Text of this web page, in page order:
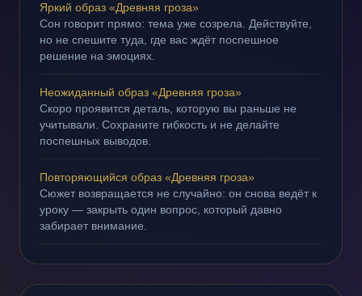
Яркий образ «Древняя гроза»
Сон говорит прямо: тема уже созрела. Действуйте,
но не спешите туда, где вас ждёт поспешное
решение на эмоциях.
Неожиданный образ «Древняя гроза»
Скоро проявится деталь, которую вы раньше не
учитывали. Сохраните гибкость и не делайте
поспешных выводов.
Повторяющийся образ «Древняя гроза»
Сюжет возвращается не случайно: он снова ведёт к
уроку — закрыть один вопрос, который давно
забирает внимание.